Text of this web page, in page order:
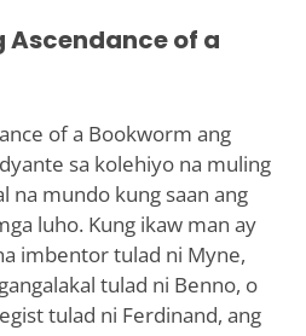
of a
of a Bookworm ang
sa kolehiyo na muling
na mundo kung saan ang
luho. Kung ikaw man ay
imbentor tulad ni Myne,
tulad ni Benno, o
tulad ni Ferdinand, ang